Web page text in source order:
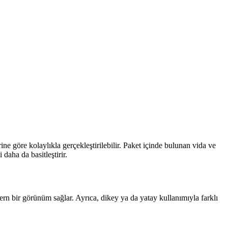
göre kolaylıkla gerçekleştirilebilir. Paket içinde bulunan vida ve
daha da basitleştirir.
bir görünüm sağlar. Ayrıca, dikey ya da yatay kullanımıyla farklı